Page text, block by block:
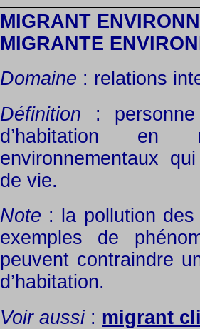
MIGRANT
MIGRANTE
Domaine : relations
Définition :
d’habitation en
environnementaux
de vie.
Note : la pollution
exemples de
peuvent contraindre
d’habitation.
Voir aussi: migrant